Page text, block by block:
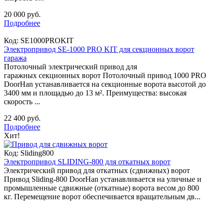
20 000 руб.
Подробнее
Код: SE1000PROKIT
Электропривод SE-1000 PRO KIT для секционных ворот
гаража
Потолочный электрический привод для
гаражных секционных ворот Потолочный привод 1000 PRO
DoorHan устанавливается на секционные ворота высотой до
3400 мм и площадью до 13 м². Преимущества: высокая
скорость ...
22 400 руб.
Подробнее
Хит!
Код: Sliding800
Электропривод SLIDING-800 для откатных ворот
Электрический привод для откатных (сдвижных) ворот
Привод Sliding-800 DoorHan устанавливается на уличные и
промышленные сдвижные (откатные) ворота весом до 800
кг. Перемещение ворот обеспечивается вращательным дв...